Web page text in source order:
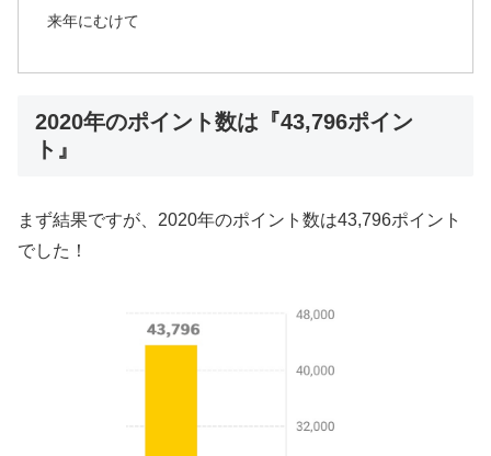
来年にむけて
2020年のポイント数は『43,796ポイン
ト』
まず結果ですが、2020年のポイント数は43,796ポイント
でした！